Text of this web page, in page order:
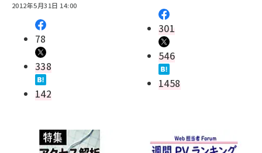
2012年5月31日 14:00
78
338
142
301
546
1458